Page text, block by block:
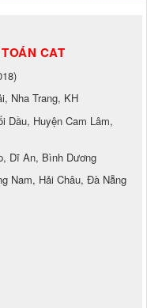
CAT
Nha Trang, KH
Dầu, Huyện Cam Lâm,
Dĩ An, Bình Dương
Nam, Hải Châu, Đà Nẵng